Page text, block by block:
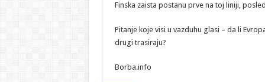
Finska zaista postanu prve na toj liniji,
Pitanje koje visi u vazduhu glasi – da li
drugi trasiraju?
Borba.info